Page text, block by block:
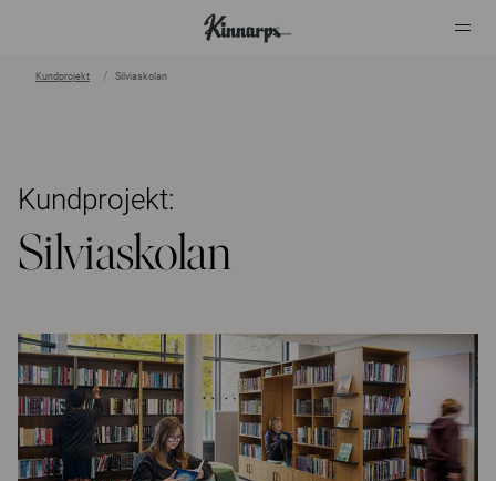
Kundprojekt Silviaskolan
Kundprojekt:
Silviaskolan